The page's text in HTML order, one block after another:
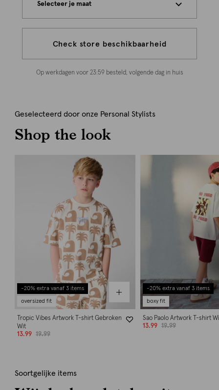
Selecteer je maat
Check store beschikbaarheid
Op werkdagen voor 23:59 besteld, volgende dag in huis
Geselecteerd door onze Personal Stylists
Shop the look
-20% extra vanaf 3 items
oversized fit
Tropic Vibes Artwork T-shirt Gebroken
Wit
13.99
19.99
-20% extra vanaf 3 items
boxy fit
Sao Paolo Artwork T-shirt
13.99
19.99
Soortgelijke items